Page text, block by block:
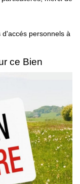
personnels à
ce Bien